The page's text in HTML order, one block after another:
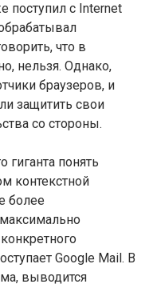
поступил с Internet
что в
нельзя. Однако,
браузеров, и
защитить свои
со стороны.
гиганта понять
контекстной
более
Google Mail. В
выводится